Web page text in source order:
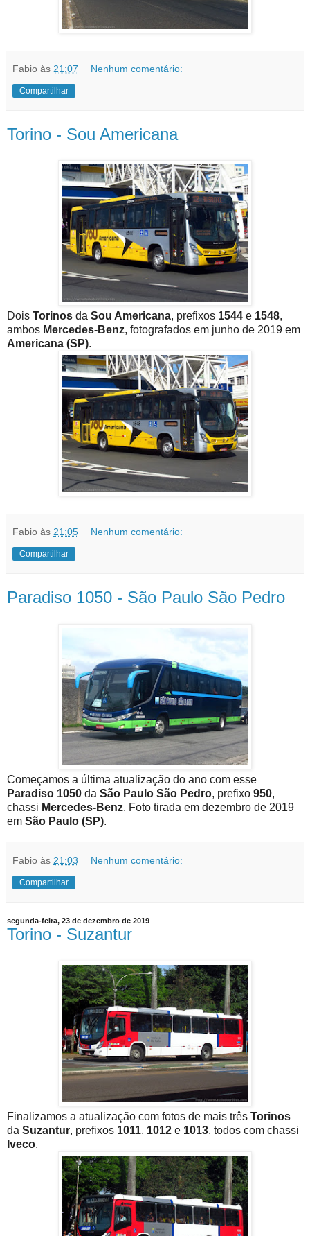
Fabio às 21:07 Nenhum comentário:
Compartilhar
Torino - Sou Americana
Dois Torinos da Sou Americana, prefixos 1544 e 1548,
ambos Mercedes-Benz, fotografados em junho de 2019 em
Americana (SP).
Fabio às 21:05 Nenhum comentário:
Compartilhar
Paradiso 1050 - São Paulo São Pedro
Começamos a última atualização do ano com esse
Paradiso 1050 da São Paulo São Pedro, prefixo 950,
chassi Mercedes-Benz. Foto tirada em dezembro de 2019
em São Paulo (SP).
Fabio às 21:03 Nenhum comentário:
Compartilhar
segunda-feira, 23 de dezembro de 2019
Torino - Suzantur
Finalizamos a atualização com fotos de mais três Torinos
da Suzantur, prefixos 1011, 1012 e 1013, todos com chassi
Iveco.